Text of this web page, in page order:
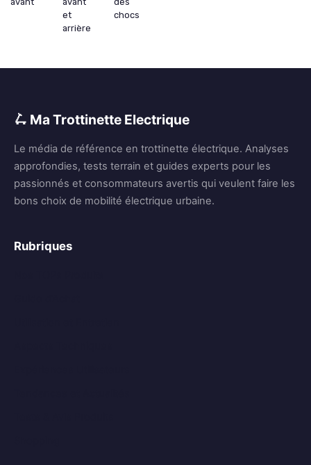
et
arrière
chocs
🛴 Ma Trottinette Electrique
Le média de référence en trottinette électrique. Analyses
approfondies, tests terrain et guides experts pour les
passionnés et consommateurs avertis qui veulent faire les
bons choix de mobilité électrique urbaine.
Rubriques